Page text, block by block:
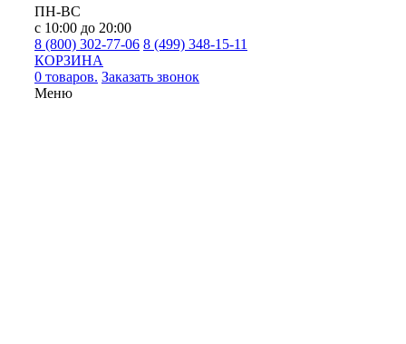
ПН-ВС
с 10:00 до 20:00
8 (800) 302-77-06 8 (499) 348-15-11
КОРЗИНА
0 товаров. Заказать звонок
Меню